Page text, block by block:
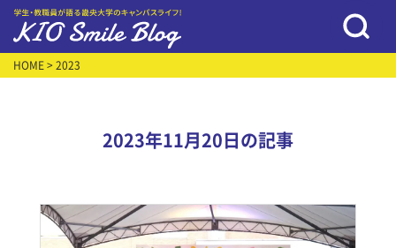
HOME > 2023
2023年11月20日の記事